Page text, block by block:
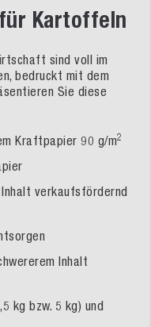
Kartoffeln
sind voll im
bedruckt mit dem
Sie diese
Kraftpapier 90 g/m2
verkaufsfördernd
Inhalt
kg bzw. 5 kg) und